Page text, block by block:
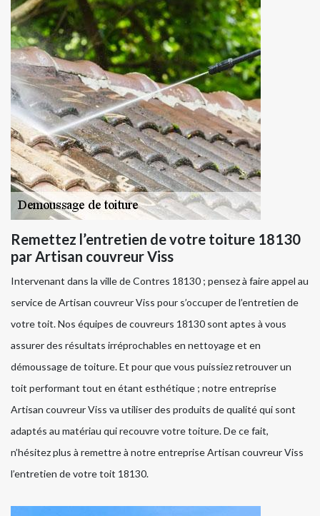
Remettez l’entretien de votre toiture 18130
par Artisan couvreur Viss
Intervenant dans la ville de Contres 18130 ; pensez à faire appel au
service de Artisan couvreur Viss pour s’occuper de l’entretien de
votre toit. Nos équipes de couvreurs 18130 sont aptes à vous
assurer des résultats irréprochables en nettoyage et en
démoussage de toiture. Et pour que vous puissiez retrouver un
toit performant tout en étant esthétique ; notre entreprise
Artisan couvreur Viss va utiliser des produits de qualité qui sont
adaptés au matériau qui recouvre votre toiture. De ce fait,
n’hésitez plus à remettre à notre entreprise Artisan couvreur Viss
l’entretien de votre toit 18130.